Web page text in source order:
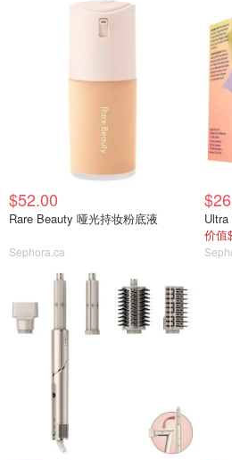
$52.00
Rare Beauty 哑光持妆粉底液
Sephora.ca